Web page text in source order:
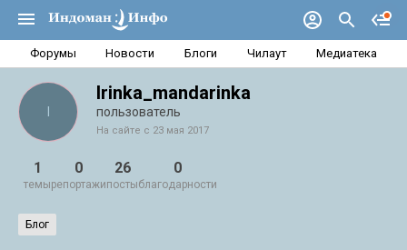
Форумы Новости Блоги Чилаут Медиатека
Irinka_mandarinka
пользователь
На сайте с 23 мая 2017
1
темы
0
репортажи
26
посты
0
благодарности
Блог